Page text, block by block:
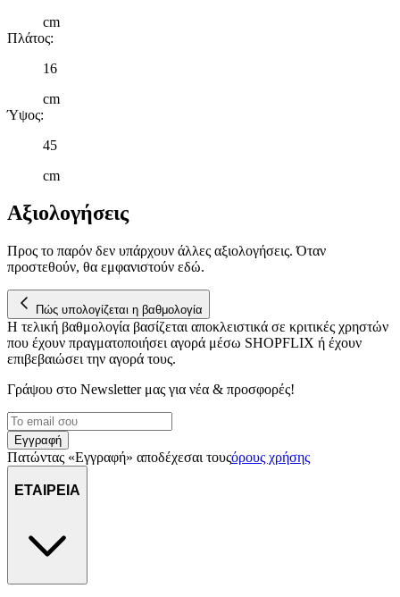
πληροφορίες σχετικά με την από μέρους σας χρήση της
τοποθεσίας μας στους συνεργάτες μέσων κοινωνικής
δικτύωσης, διαφημίσεων και ανάλυσης.
cm
Πλάτος:
16
cm
Ύψος:
45
cm
Αξιολογήσεις
Προς το παρόν δεν υπάρχουν άλλες αξιολογήσεις. Όταν
προστεθούν, θα εμφανιστούν εδώ.
Πώς υπολογίζεται η βαθμολογία
Η τελική βαθμολογία βασίζεται αποκλειστικά σε κριτικές χρηστών
που έχουν πραγματοποιήσει αγορά μέσω SHOPFLIX ή έχουν
επιβεβαιώσει την αγορά τους.
Γράψου στο Νewsletter μας για νέα & προσφορές!
Εγγραφή
Πατώντας «Εγγραφή» αποδέχεσαι τουςόρους χρήσης
ΕΤΑΙΡΕΙΑ